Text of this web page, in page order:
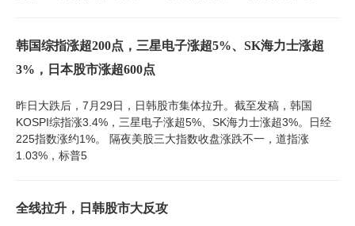
韩国综指涨超200点，三星电子涨超5%、SK海力士涨超
3%，日本股市涨超600点
昨日大跌后，7月29日，日韩股市集体拉升。截至发稿，韩国
KOSPI综指涨3.4%，三星电子涨超5%、SK海力士涨超3%。日经
225指数涨约1%。 隔夜美股三大指数收盘涨跌不一，道指涨
1.03%，标普5
全线拉升，日韩股市大反攻